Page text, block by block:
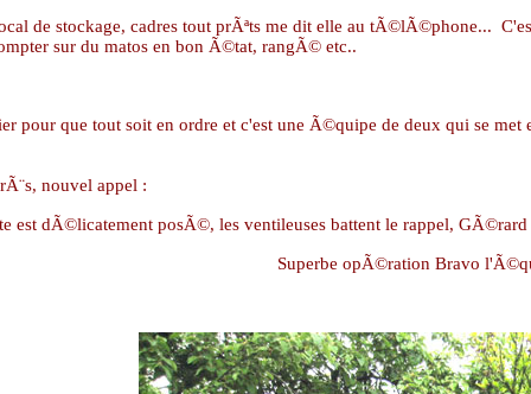
de stockage, cadres tout prÃªts me dit elle au tÃ©lÃ©phone...
sur du matos en bon Ã©tat, rangÃ© etc..
pour que tout soit en ordre et c'est une Ã©quipe de deux qui se met
nouvel appel :
est dÃ©licatement posÃ©, les ventileuses battent le rappel,
Superbe opÃ©ration Bravo